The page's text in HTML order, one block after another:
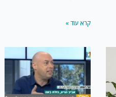
קרא עוד »